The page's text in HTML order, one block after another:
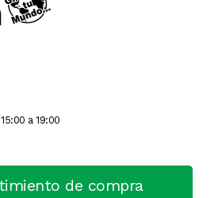
a 19:00
de compra
De